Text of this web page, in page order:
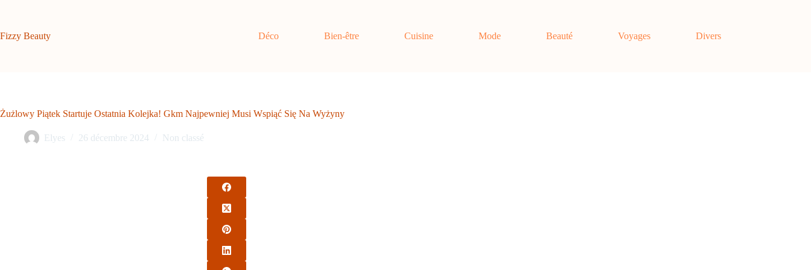
Fizzy Beauty
Déco Bien-être Cuisine Mode Beauté Voyages Divers
Żużlowy Piątek Startuje Ostatnia Kolejka! Gkm Najpewniej Musi Wspiąć Się Na Wyżyny
Elyes 26 décembre 2024 Non classé